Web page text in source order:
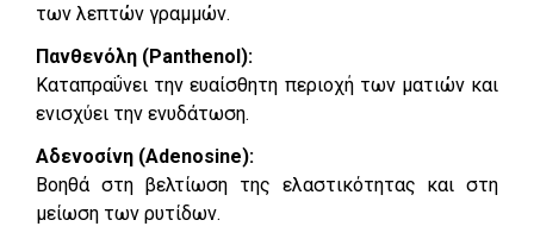
των λεπτών γραμμών.
Πανθενόλη (Panthenol):
Καταπραΰνει την ευαίσθητη περιοχή των ματιών και
ενισχύει την ενυδάτωση.
Αδενοσίνη (Adenosine):
Βοηθά στη βελτίωση της ελαστικότητας και στη
μείωση των ρυτίδων.